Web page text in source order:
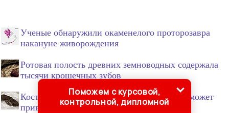
Ученые обнаружили окаменелого проторозавра
накануне живорождения
Ротовая полость древних земноводных содержала
тысячи крошечных зубов
Кость мастодонта на американской ферме может
привлечь ученых со всего мира
Поможем с курсовой,
контрольной, дипломной